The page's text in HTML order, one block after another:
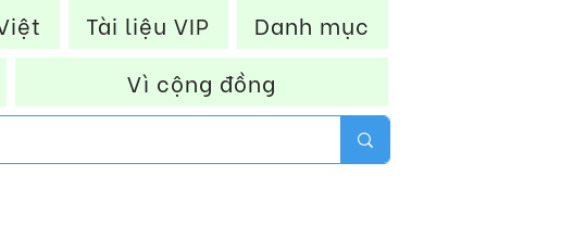
Tài liệu VIP
Danh mục
Vì cộng đồng